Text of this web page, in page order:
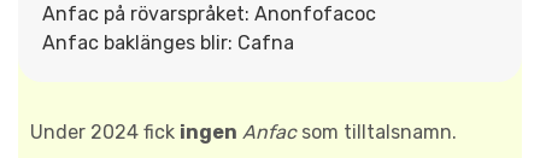
Anfac på rövarspråket: Anonfofacoc
Anfac baklänges blir: Cafna
Under 2024 fick ingen Anfacsom tilltalsnamn.